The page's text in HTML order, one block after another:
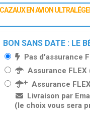
EN AVION
BON SANS DATE : LE
Pas d'assurance
Assurance
Assurance
Livraison par
(le choix vous sera